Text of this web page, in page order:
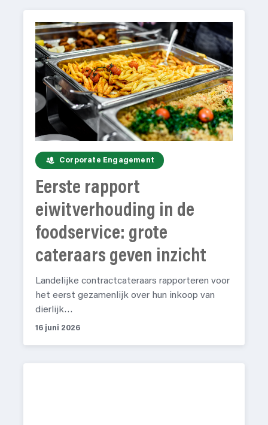
Corporate Engagement
Eerste rapport
eiwitverhouding in de
foodservice: grote
cateraars geven inzicht
Landelijke contractcateraars rapporteren voor
het eerst gezamenlijk over hun inkoop van
dierlijk…
16 juni 2026